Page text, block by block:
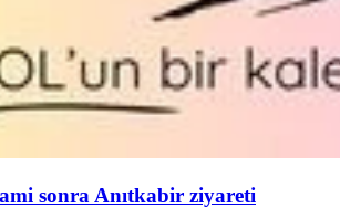
sonra Anıtkabir ziyareti